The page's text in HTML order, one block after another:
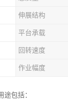
伸展结构
平台承载
回转速度
作业幅度
包括：